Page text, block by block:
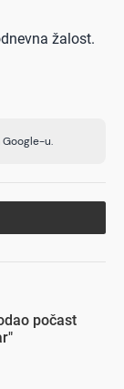
žalost.
Google-u.
počast